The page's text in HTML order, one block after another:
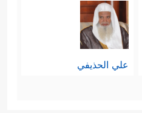
علي الحذيفي